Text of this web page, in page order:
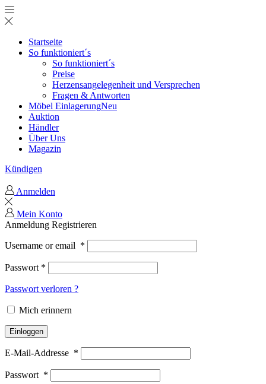
Startseite
So funktioniert´s
So funktioniert´s
Preise
Herzensangelegenheit und Versprechen
Fragen & Antworten
Möbel EinlagerungNeu
Auktion
Händler
Über Uns
Magazin
Kündigen
Anmelden
Mein Konto
Anmeldung Registrieren
Username or email *
Passwort *
Passwort verloren ?
Mich erinnern
Einloggen
E-Mail-Addresse *
Passwort *